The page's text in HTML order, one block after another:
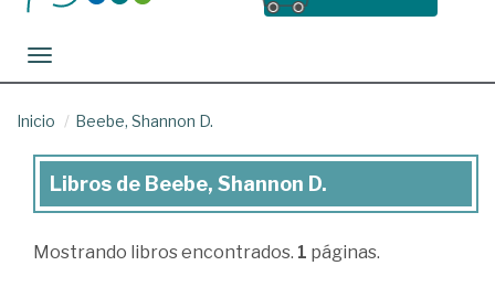
Toggle navigation
Inicio Beebe, Shannon D.
Libros
Beebe,
Libros de Beebe, Shannon D.
Mostrando libros encontrados. 1 páginas.